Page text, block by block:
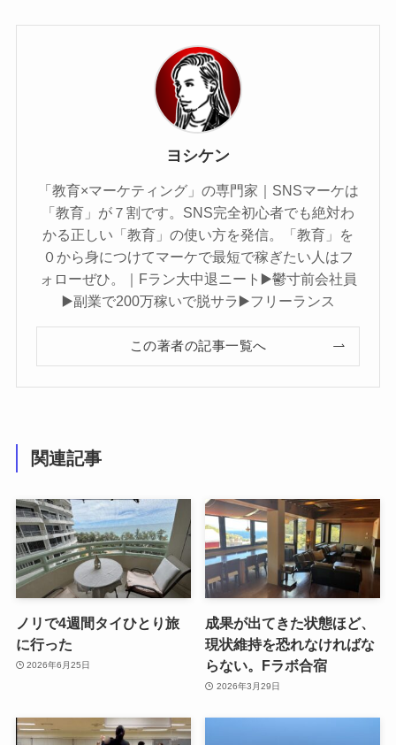
ヨシケン
「教育×マーケティング」の専門家｜SNSマーケは
「教育」が７割です。SNS完全初心者でも絶対わ
かる正しい「教育」の使い方を発信。「教育」を
０から身につけてマーケで最短で稼ぎたい人はフ
ォローぜひ。｜Fラン大中退ニート▶️鬱寸前会社員
▶️副業で200万稼いで脱サラ▶️フリーランス
この著者の記事一覧へ
関連記事
ノリで4週間タイひとり旅
に行った
2026年6月25日
成果が出てきた状態ほど、
現状維持を恐れなければな
らない。Fラボ合宿
2026年3月29日